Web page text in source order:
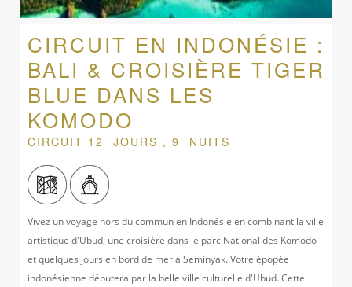
CIRCUIT EN INDONÉSIE :
BALI & CROISIÈRE TIGER
BLUE DANS LES
KOMODO
CIRCUIT 12 JOURS , 9 NUITS
Vivez un voyage hors du commun en Indonésie en combinant la ville
artistique d'Ubud, une croisière dans le parc National des Komodo
et quelques jours en bord de mer à Seminyak. Votre épopée
indonésienne débutera par la belle ville culturelle d'Ubud. Cette